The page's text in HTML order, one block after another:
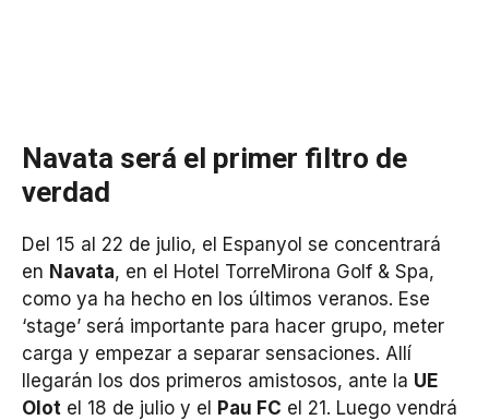
Navata será el primer filtro de
verdad
Del 15 al 22 de julio, el Espanyol se concentrará
en Navata, en el Hotel TorreMirona Golf & Spa,
como ya ha hecho en los últimos veranos. Ese
‘stage’ será importante para hacer grupo, meter
carga y empezar a separar sensaciones. Allí
llegarán los dos primeros amistosos, ante la UE
Olot el 18 de julio y el Pau FC el 21. Luego vendrá